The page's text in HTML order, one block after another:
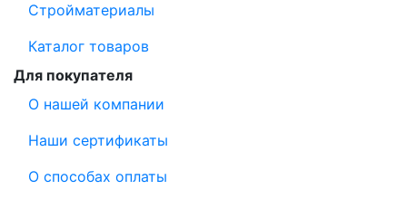
Стройматериалы
Каталог товаров
Для покупателя
О нашей компании
Наши сертификаты
О способах оплаты